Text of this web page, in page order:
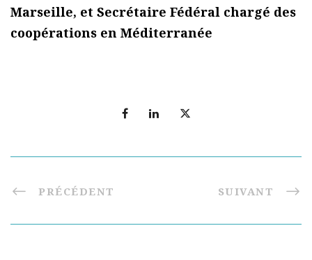
Marseille, et Secrétaire Fédéral chargé des
coopérations en Méditerranée
PRÉCÉDENT SUIVANT